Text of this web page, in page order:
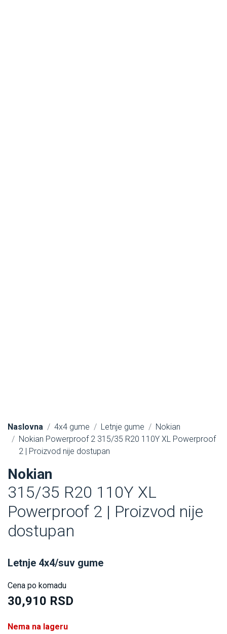
Naslovna 4x4 gume Letnje gume
Nokian
Nokian Powerproof 2 315/35 R20 110Y XL Powerproof
2 | Proizvod nije dostupan
Nokian
315/35 R20 110Y XL
Powerproof 2 | Proizvod nije
dostupan
Letnje 4x4/suv gume
Cena po komadu
30,910 RSD
Nema na lageru